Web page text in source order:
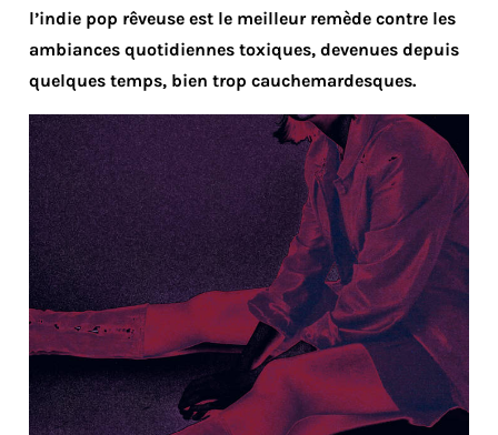
l’indie pop rêveuse est le meilleur remède contre les
ambiances quotidiennes toxiques, devenues depuis
quelques temps, bien trop cauchemardesques.